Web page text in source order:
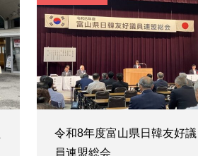
令和8年度富山県日韓友好議
員連盟総会